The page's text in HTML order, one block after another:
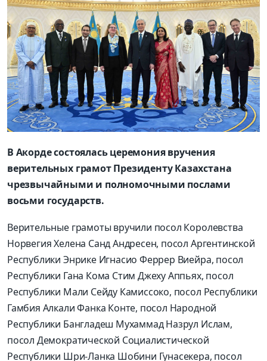
В Акорде состоялась церемония вручения
верительных грамот Президенту Казахстана
чрезвычайными и полномочными послами
восьми государств.
Верительные грамоты вручили посол Королевства
Норвегия Хелена Санд Андресен, посол Аргентинской
Республики Энрике Игнасио Феррер Виейра, посол
Республики Гана Кома Стим Джеху Аппьях, посол
Республики Мали Сейду Камиссоко, посол Республики
Гамбия Алкали Фанка Конте, посол Народной
Республики Бангладеш Мухаммад Назрул Ислам,
посол Демократической Социалистической
Республики Шри-Ланка Шобини Гунасекера, посол